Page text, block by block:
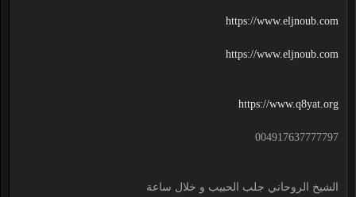
https://www.eljnoub.com
https://www.eljnoub.com
https://www.q8yat.org
004917637777797
الشيخ الروحاني جلب الحبيب و خلال ساعة